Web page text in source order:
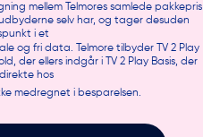
mellem Telmores samlede pakkepris
selv har, og tager desuden
i et
og fri data. Telmore tilbyder TV 2 Play
der ellers indgår i TV 2 Play Basis, der
hos
medregnet i besparelsen.